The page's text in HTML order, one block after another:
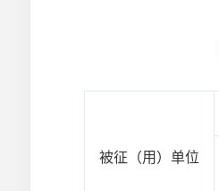
被征（用）单位